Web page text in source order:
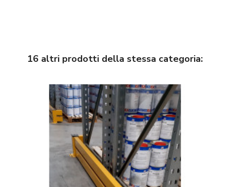
16 altri prodotti della stessa categoria: